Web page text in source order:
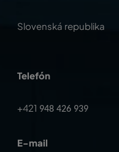
Slovenská republika
Telefón
+421 948 426 939
E-mail